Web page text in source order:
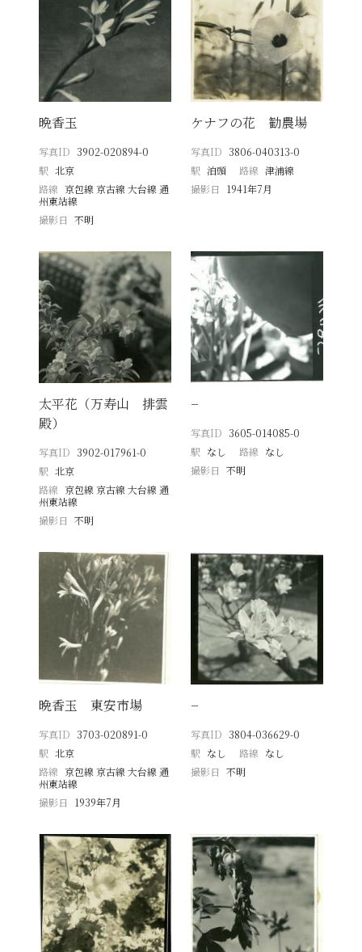
晩香玉
写真ID 3902-020894-0
駅 北京
路線 京包線 京古線 大台線 通
州東站線
撮影日
不明
ケナフの花 勧農場
写真ID 3806-040313-0
駅 泊頭 路線 津浦線
撮影日
1941年7月
太平花（万寿山 排雲
殿）
写真ID 3902-017961-0
駅 北京
路線 京包線 京古線 大台線 通
州東站線
撮影日
不明
−
写真ID 3605-014085-0
駅 なし 路線 なし
撮影日 不明
晩香玉 東安市場
写真ID 3703-020891-0
駅 北京
路線 京包線 京古線 大台線 通
州東站線
撮影日
1939年7月
−
写真ID 3804-036629-0
駅 なし 路線 なし
撮影日 不明